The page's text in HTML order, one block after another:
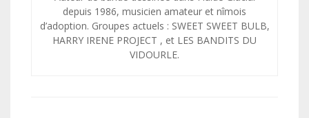
depuis 1986, musicien amateur et nîmois
d’adoption. Groupes actuels : SWEET SWEET BULB,
HARRY IRENE PROJECT , et LES BANDITS DU
VIDOURLE.